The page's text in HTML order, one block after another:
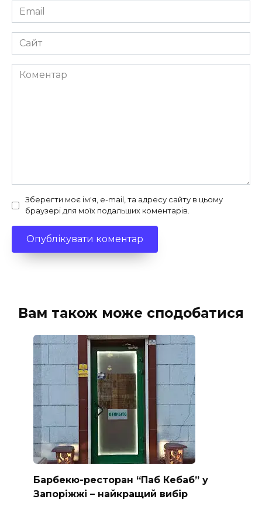
Email
*
Сайт
Коментар
Зберегти моє ім'я, e-mail, та адресу сайту в цьому
браузері для моїх подальших коментарів.
Вам також може сподобатися
Барбекю-ресторан “Паб Кебаб” у
Запоріжжі – найкращий вибір